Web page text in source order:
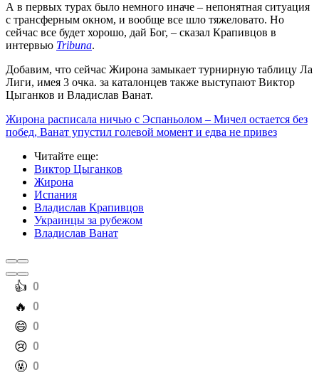
А в первых турах было немного иначе – непонятная ситуация
с трансферным окном, и вообще все шло тяжеловато. Но
сейчас все будет хорошо, дай Бог, – сказал Крапивцов в
интервью Tribuna.
Добавим, что сейчас Жирона замыкает турнирную таблицу Ла
Лиги, имея 3 очка. за каталонцев также выступают Виктор
Цыганков и Владислав Ванат.
Жирона расписала ничью с Эспаньолом – Мичел остается без
побед, Ванат упустил голевой момент и едва не привез
Читайте еще:
Виктор Цыганков
Жирона
Испания
Владислав Крапивцов
Украинцы за рубежом
Владислав Ванат
️👍 0
️🔥 0
️😄 0
️😢 0
️🤬 0